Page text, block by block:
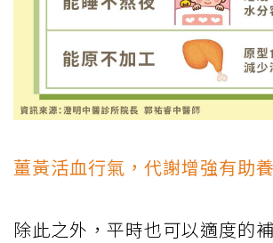
薑黃活血行氣，代謝增強有助
除此之外，平時也可以適度的